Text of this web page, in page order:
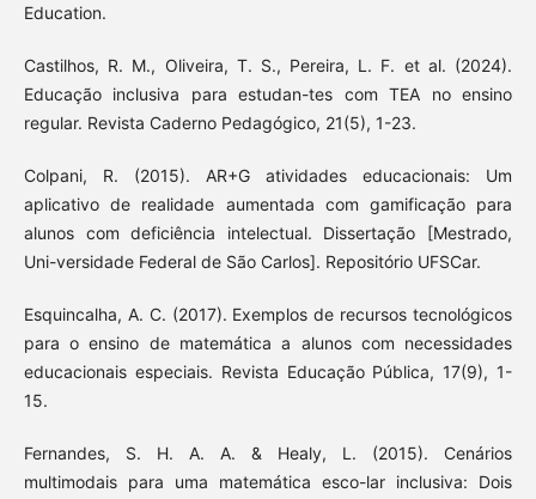
Education.
Castilhos, R. M., Oliveira, T. S., Pereira, L. F. et al. (2024).
Educação inclusiva para estudan-tes com TEA no ensino
regular. Revista Caderno Pedagógico, 21(5), 1-23.
Colpani, R. (2015). AR+G atividades educacionais: Um
aplicativo de realidade aumentada com gamificação para
alunos com deficiência intelectual. Dissertação [Mestrado,
Uni-versidade Federal de São Carlos]. Repositório UFSCar.
Esquincalha, A. C. (2017). Exemplos de recursos tecnológicos
para o ensino de matemática a alunos com necessidades
educacionais especiais. Revista Educação Pública, 17(9), 1-
15.
Fernandes, S. H. A. A. & Healy, L. (2015). Cenários
multimodais para uma matemática esco-lar inclusiva: Dois